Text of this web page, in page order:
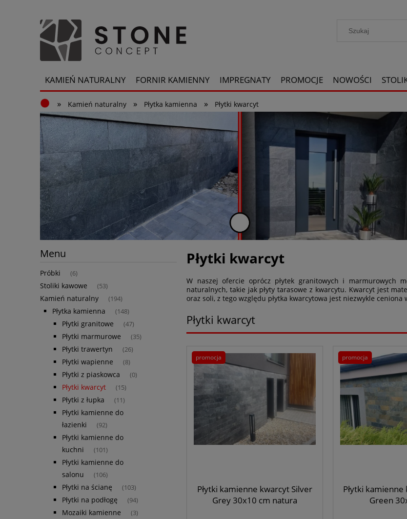
KAMIEŃ NATURALNY FORNIR KAMIENNY IMPREGNATY PROMOCJE NOWOŚCI
» Kamień naturalny » Płytka kamienna » Płytki kwarcyt
Menu
Próbki (6)
Stoliki kawowe (53)
Kamień naturalny (194)
Płytka kamienna (148)
Płytki granitowe (47)
Płytki marmurowe (35)
Płytki trawertyn (26)
Płytki wapienne (8)
Płytki z piaskowca (0)
Płytki kwarcyt (15)
Płytki z łupka (11)
Płytki kamienne do
łazienki
(92)
Płytki kamienne do
kuchni
(101)
Płytki kamienne do
salonu
(106)
Płytki na ścianę (103)
Płytki na podłogę (94)
Mozaiki kamienne (3)
Płytki kwarcyt
W naszej ofercie oprócz płytek granitowych i marmurowych
naturalnych, takie jak płyty tarasowe z kwarcytu. Kwarcyt jest
oraz soli, z tego względu płytka kwarcytowa jest niezwykle
Płytki kwarcyt
Płytki kamienne kwarcyt Silver
Grey 30x10 cm natura
promocja
Płytki
Green
promocja